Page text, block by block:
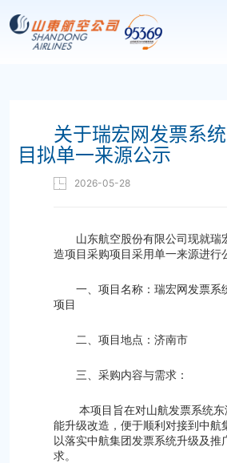
关于瑞宏网发票系
目拟单一来源公示
2026-05-28
山东航空股份有限公司现就瑞
造项目采购项目采用单一来源进行
一、项目名称：瑞宏网发票系
项目
二、项目地点：济南市
三、采购内容与需求：
本项目旨在对山航发票系统
能升级改造，便于顺利对接到中航
以落实中航集团发票系统升级及推
求。